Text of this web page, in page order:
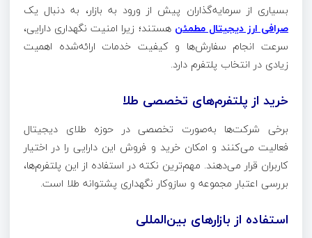
بسیاری از سرمایه‌گذاران پیش از ورود به بازار، به دنبال یک
صرافی ارز دیجیتال مطمئن هستند؛ زیرا امنیت نگهداری دارایی،
سرعت انجام سفارش‌ها و کیفیت خدمات ارائه‌شده اهمیت
زیادی در انتخاب پلتفرم دارد.
خرید از پلتفرم‌های تخصصی طلا
برخی شرکت‌ها به‌صورت تخصصی در حوزه طلای دیجیتال
فعالیت می‌کنند و امکان خرید و فروش این دارایی را در اختیار
کاربران قرار می‌دهند. مهم‌ترین نکته در استفاده از این پلتفرم‌ها،
بررسی اعتبار مجموعه و سازوکار نگهداری پشتوانه طلا است.
استفاده از بازارهای بین‌المللی